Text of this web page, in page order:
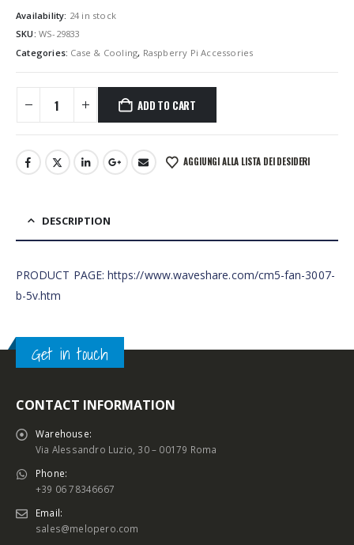
Availability: 24 in stock
SKU: WS-29833
Categories: Case & Cooling, Raspberry Pi Accessories
ADD TO CART
AGGIUNGI ALLA LISTA DEI DESIDERI
DESCRIPTION
PRODUCT PAGE: https://www.waveshare.com/cm5-fan-3007-
b-5v.htm
Get in touch
CONTACT INFORMATION
Warehouse:
Via Alessandro Luzio, 30 – 00179 Roma
Phone:
+39 06 78346667
Email:
sales@melopero.com